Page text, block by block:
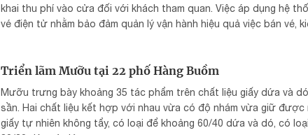
khai thu phí vào cửa đối với khách tham quan. Việc áp dụng hệ
vé điện tử nhằm bảo đảm quản lý vận hành hiệu quả việc bán vé,
Triển lãm Mưỡu tại 22 phố Hàng Buồm
Mưỡu trưng bày khoảng 35 tác phẩm trên chất liệu giấy dứa và
sần. Hai chất liệu kết hợp với nhau vừa có độ nhám vừa giữ được
giấy tự nhiên không tẩy, có loại để khoảng 60/40 dứa và dó, có loại